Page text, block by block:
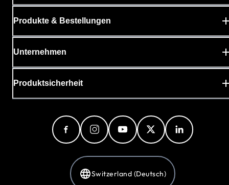
Produkte & Bestellungen
Unternehmen
Produktsicherheit
Switzerland (Deutsch)